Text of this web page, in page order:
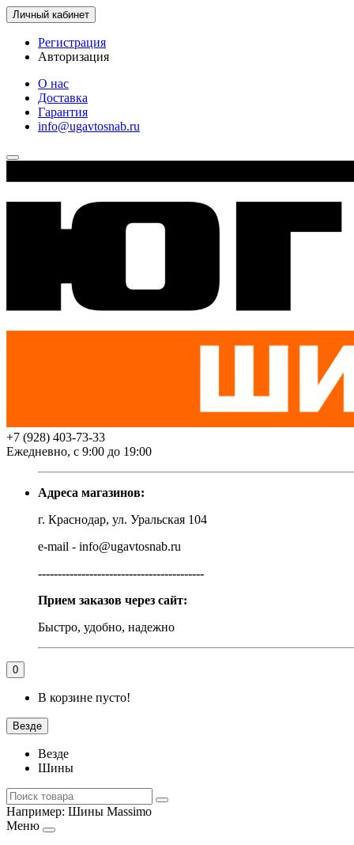
Личный кабинет
Регистрация
Авторизация
О нас
Доставка
Гарантия
info@ugavtosnab.ru
+7 (928) 403-73-33
Ежедневно, с 9:00 до 19:00
Адреса магазинов:
г. Краснодар, ул. Уральская 104
e-mail - info@ugavtosnab.ru
------------------------------------------
Прием заказов через сайт:
Быстро, удобно, надежно
0
В корзине пусто!
Везде
Везде
Шины
Например: Шины Massimo
Меню